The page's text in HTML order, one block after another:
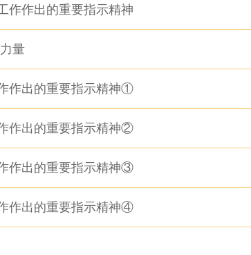
作作出的重要指示精神
量
作出的重要指示精神①
作出的重要指示精神②
作出的重要指示精神③
作出的重要指示精神④